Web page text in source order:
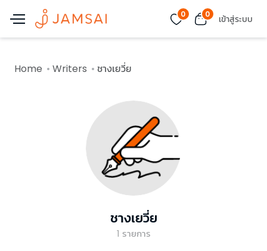
0 0 เข้าสู่ระบบ
Home Writers ชางเยวี่ย
ชางเยวี่ย
1 รายการ